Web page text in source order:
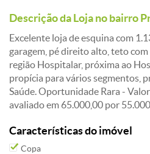
Descrição da Loja no bairro
Excelente loja de esquina com
garagem, pé direito alto, teto com
região Hospitalar, próxima ao
propícia para vários segmentos,
Saúde. Oportunidade Rara -
avaliado em 65.000,00 por
Características do imóvel
Copa